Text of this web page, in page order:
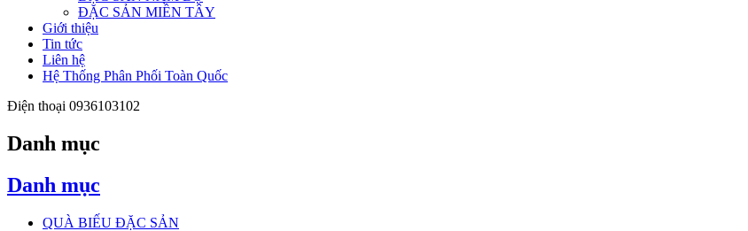
ĐẶC SẢN MIỀN TÂY
Giới thiệu
Tin tức
Liên hệ
Hệ Thống Phân Phối Toàn Quốc
Điện thoại 0936103102
Danh mục
Danh mục
QUÀ BIẾU ĐẶC SẢN